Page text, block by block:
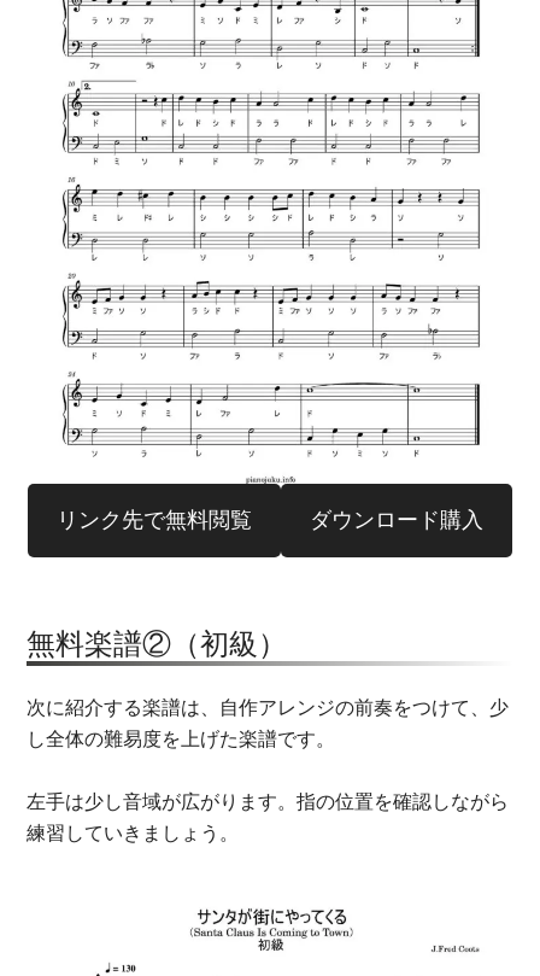
リンク先で無料閲覧 ダウンロード購入
無料楽譜②（初級）
次に紹介する楽譜は、自作アレンジの前奏をつけて、少
し全体の難易度を上げた楽譜です。
左手は少し音域が広がります。指の位置を確認しながら
練習していきましょう。